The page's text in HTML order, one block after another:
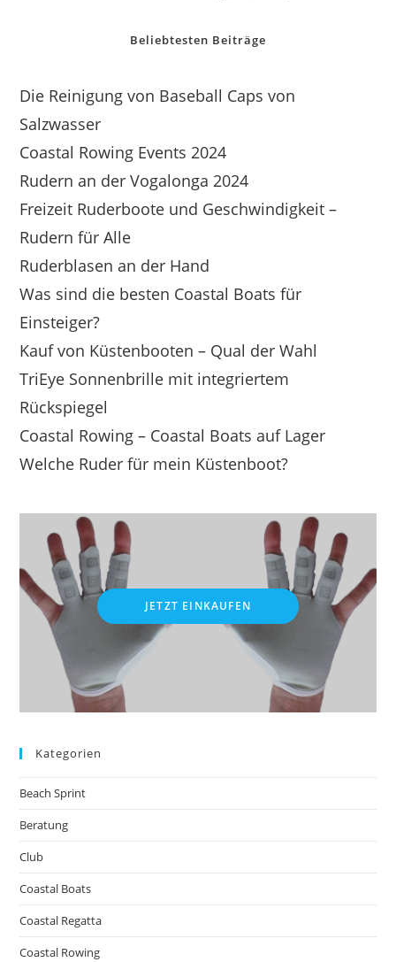
Beliebtesten Beiträge
Die Reinigung von Baseball Caps von
Salzwasser
Coastal Rowing Events 2024
Rudern an der Vogalonga 2024
Freizeit Ruderboote und Geschwindigkeit –
Rudern für Alle
Ruderblasen an der Hand
Was sind die besten Coastal Boats für
Einsteiger?
Kauf von Küstenbooten – Qual der Wahl
TriEye Sonnenbrille mit integriertem
Rückspiegel
Coastal Rowing – Coastal Boats auf Lager
Welche Ruder für mein Küstenboot?
JETZT EINKAUFEN
Kategorien
Beach Sprint
Beratung
Club
Coastal Boats
Coastal Regatta
Coastal Rowing